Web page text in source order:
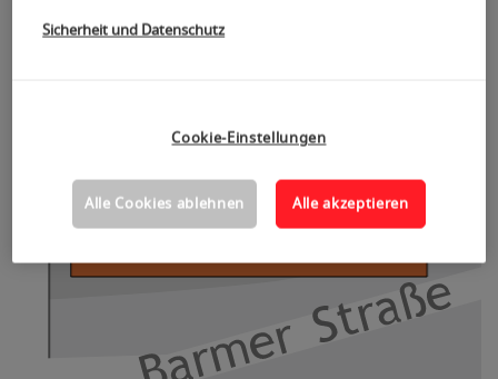
11
Sicherheit und Datenschutz
Cookie-Einstellungen
Alle Cookies ablehnen Alle akzeptieren